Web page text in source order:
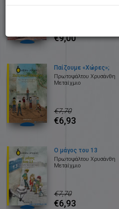
€9,00
Παίζουμε «Χώρες»;
Πρωτοψάλτου Χρυσάνθη
Μεταίχμιο
€7,70
€6,93
Ο μάγος του 13
Πρωτοψάλτου Χρυσάνθη
Μεταίχμιο
€7,70
€6,93